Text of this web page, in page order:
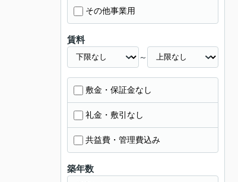
その他事業用
賃料
～
敷金・保証金なし
礼金・敷引なし
共益費・管理費込み
築年数